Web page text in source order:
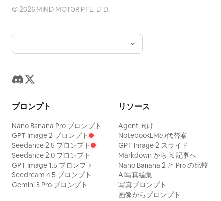
©2026 MIND MOTOR PTE. LTD.
プロンプト
Nano Banana Pro プロンプト
GPT Image 2 プロンプト
Seedance 2.5 プロンプト
Seedance 2.0 プロンプト
GPT Image 1.5 プロンプト
Seedream 4.5 プロンプト
Gemini 3 Pro プロンプト
リソース
Agent 向け
NotebookLMの代替案
GPT Image 2 スライド
Markdown から 𝕏 記事へ
Nano Banana 2 と Pro の比較
AI写真編集
写真プロンプト
画像からプロンプト